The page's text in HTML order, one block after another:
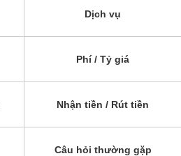
Dịch vụ
Phí / Tỷ giá
Nhận tiền / Rút tiền
Câu hỏi thường gặp